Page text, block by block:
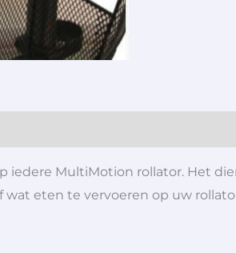
MultiMotion rollator. Het
eten te vervoeren op uw